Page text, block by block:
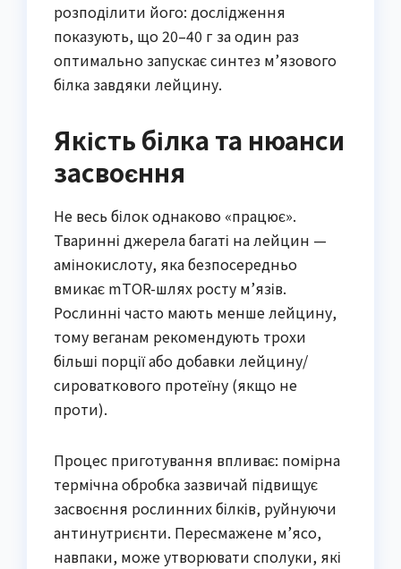
розподілити його: дослідження
показують, що 20–40 г за один раз
оптимально запускає синтез м’язового
білка завдяки лейцину.
Якість білка та нюанси
засвоєння
Не весь білок однаково «працює».
Тваринні джерела багаті на лейцин —
амінокислоту, яка безпосередньо
вмикає mTOR-шлях росту м’язів.
Рослинні часто мають менше лейцину,
тому веганам рекомендують трохи
більші порції або добавки лейцину/
сироваткового протеїну (якщо не
проти).
Процес приготування впливає: помірна
термічна обробка зазвичай підвищує
засвоєння рослинних білків, руйнуючи
антинутриєнти. Пересмажене м’ясо,
навпаки, може утворювати сполуки, які